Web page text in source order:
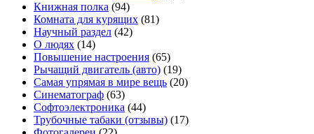
Книжная полка (94)
Комната для курящих (81)
Научный раздел (42)
О людях (14)
Повышение настроения (65)
Рычащий двигатель (авто) (19)
Самая упрямая в мире вещь (20)
Синематограф (63)
Софтоэлектроника (44)
Трубочные табаки (отзывы) (17)